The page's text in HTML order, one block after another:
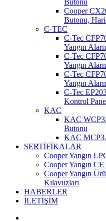
Butonu
Cooper
Butonu,
C-TEC
C-Tec
Yangın
C-Tec
Yangın
C-Tec
Yangın
C-Tec
Kontrol
KAC
KAC
Butonu
KAC
SERTİFİKALAR
Cooper Yangın
Cooper Yangın CE
Cooper Yangın
Kılavuzları
HABERLER
İLETİŞİM